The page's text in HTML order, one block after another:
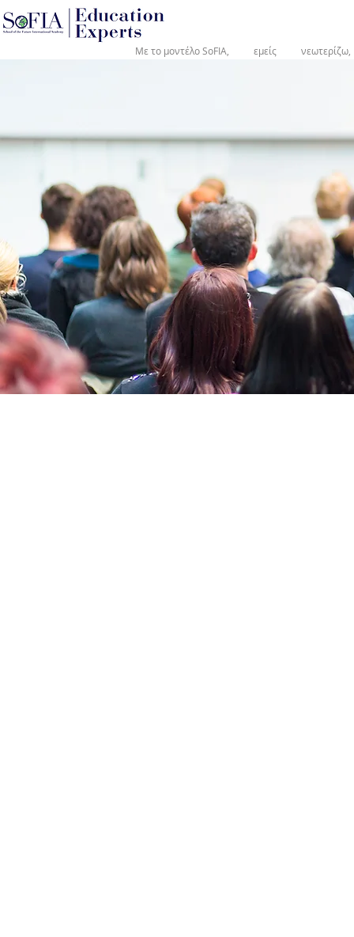
®
Με το μοντέλο SoFIA, εμείς νεωτερίζω,